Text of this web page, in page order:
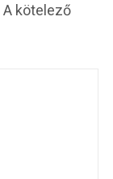
A kötelező